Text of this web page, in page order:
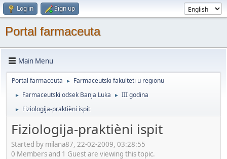
Log in Sign up
Portal farmaceuta
Main Menu
Portal farmaceuta ► Farmaceutski fakulteti u regionu
► Farmaceutski odsek Banja Luka ► III godina
► Fiziologija-praktièni ispit
Fiziologija-praktièni ispit
Started by milana87, 22-02-2009, 03:28:55
0 Members and 1 Guest are viewing this topic.